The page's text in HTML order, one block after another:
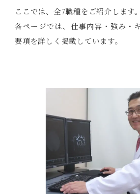
ここでは、全7職種をご紹介します。
各ページでは、仕事内容・強み・
要項を詳しく掲載しています。